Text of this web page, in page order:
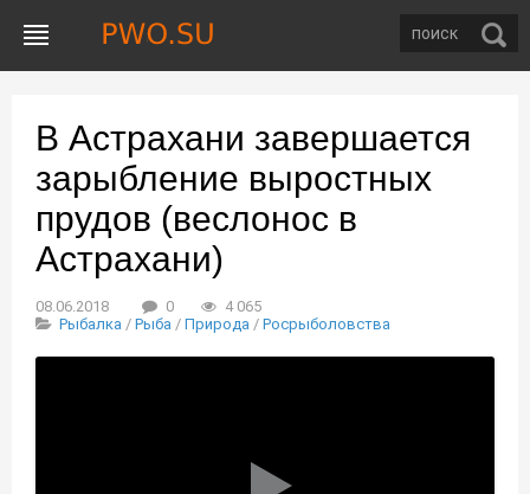
В Астрахани завершается
зарыбление выростных
прудов (веслонос в
Астрахани)
08.06.2018 0
4 065
Рыбалка / Рыба / Природа / Росрыболовства